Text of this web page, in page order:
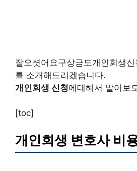
잘오셧어요구상금도개인회생
를 소개해드리겠습니다.
개인회생 신청에대해서 알아보
[toc]
개인회생 변호사 비